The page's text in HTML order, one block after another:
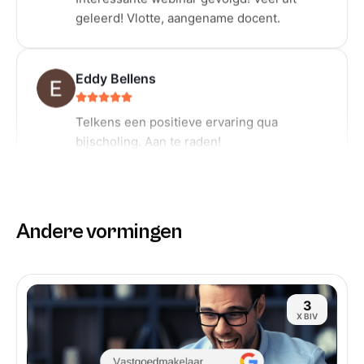
Eddy Bellens
Telkens een positieve ervaring qua
leren. AI pack zeker aan te raden!
Ronald Bruyninckx
Top trainer!! Ik herken zeer veel van hem,
maar hij maakt het uniek door meer
Andere vormingen
3
X BIV